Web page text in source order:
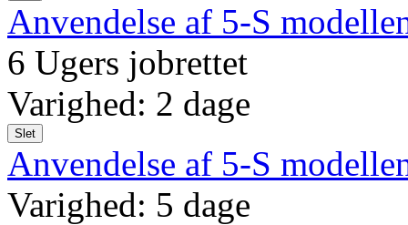
Anvendelse af 5-S
6 Ugers jobrettet
Varighed: 2 dage
Slet
Anvendelse af 5-S
Varighed: 5 dage